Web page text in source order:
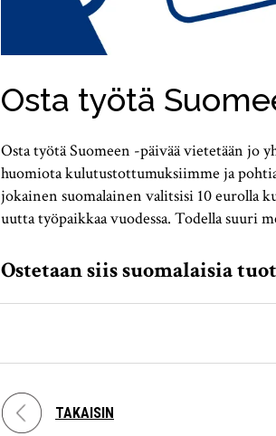
Osta työtä
Osta työtä Suomeen -päivää vietetään jo
huomiota kulutustottumuksiimme ja
jokainen suomalainen valitsisi 10 eurolla
uutta työpaikkaa vuodessa. Todella suuri
Ostetaan siis suomalaisia
TAKAISIN